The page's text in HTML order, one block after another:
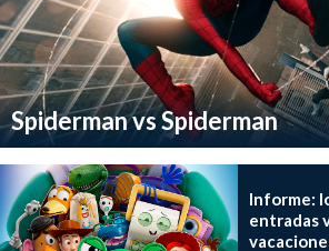
Spiderman vs Spiderman
Informe:
entradas